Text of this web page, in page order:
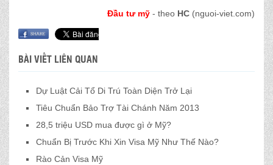
Đầu tư mỹ - theo HC (nguoi-viet.com)
BÀI VIẾT LIÊN QUAN
Dự Luật Cải Tổ Di Trú Toàn Diện Trở Lại
Tiêu Chuẩn Bảo Trợ Tài Chánh Năm 2013
28,5 triệu USD mua được gì ở Mỹ?
Chuẩn Bị Trước Khi Xin Visa Mỹ Như Thế Nào?
Rào Cản Visa Mỹ